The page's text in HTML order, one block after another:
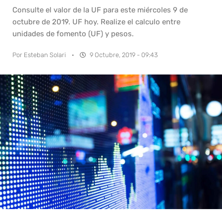
Consulte el valor de la UF para este miércoles 9 de
octubre de 2019. UF hoy. Realize el calculo entre
unidades de fomento (UF) y pesos.
Por Esteban Solari · 9 Octubre, 2019 - 09:43